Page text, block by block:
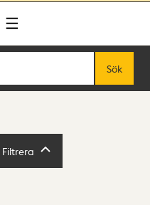
Sök
Filtrera